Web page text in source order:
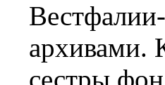
архивами.